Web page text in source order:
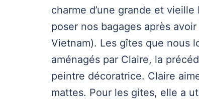
charme d’une grande et vieille
poser nos bagages après
Vietnam). Les gîtes que nous
aménagés par Claire, la
peintre décoratrice. Claire
mattes. Pour les gites, elle a